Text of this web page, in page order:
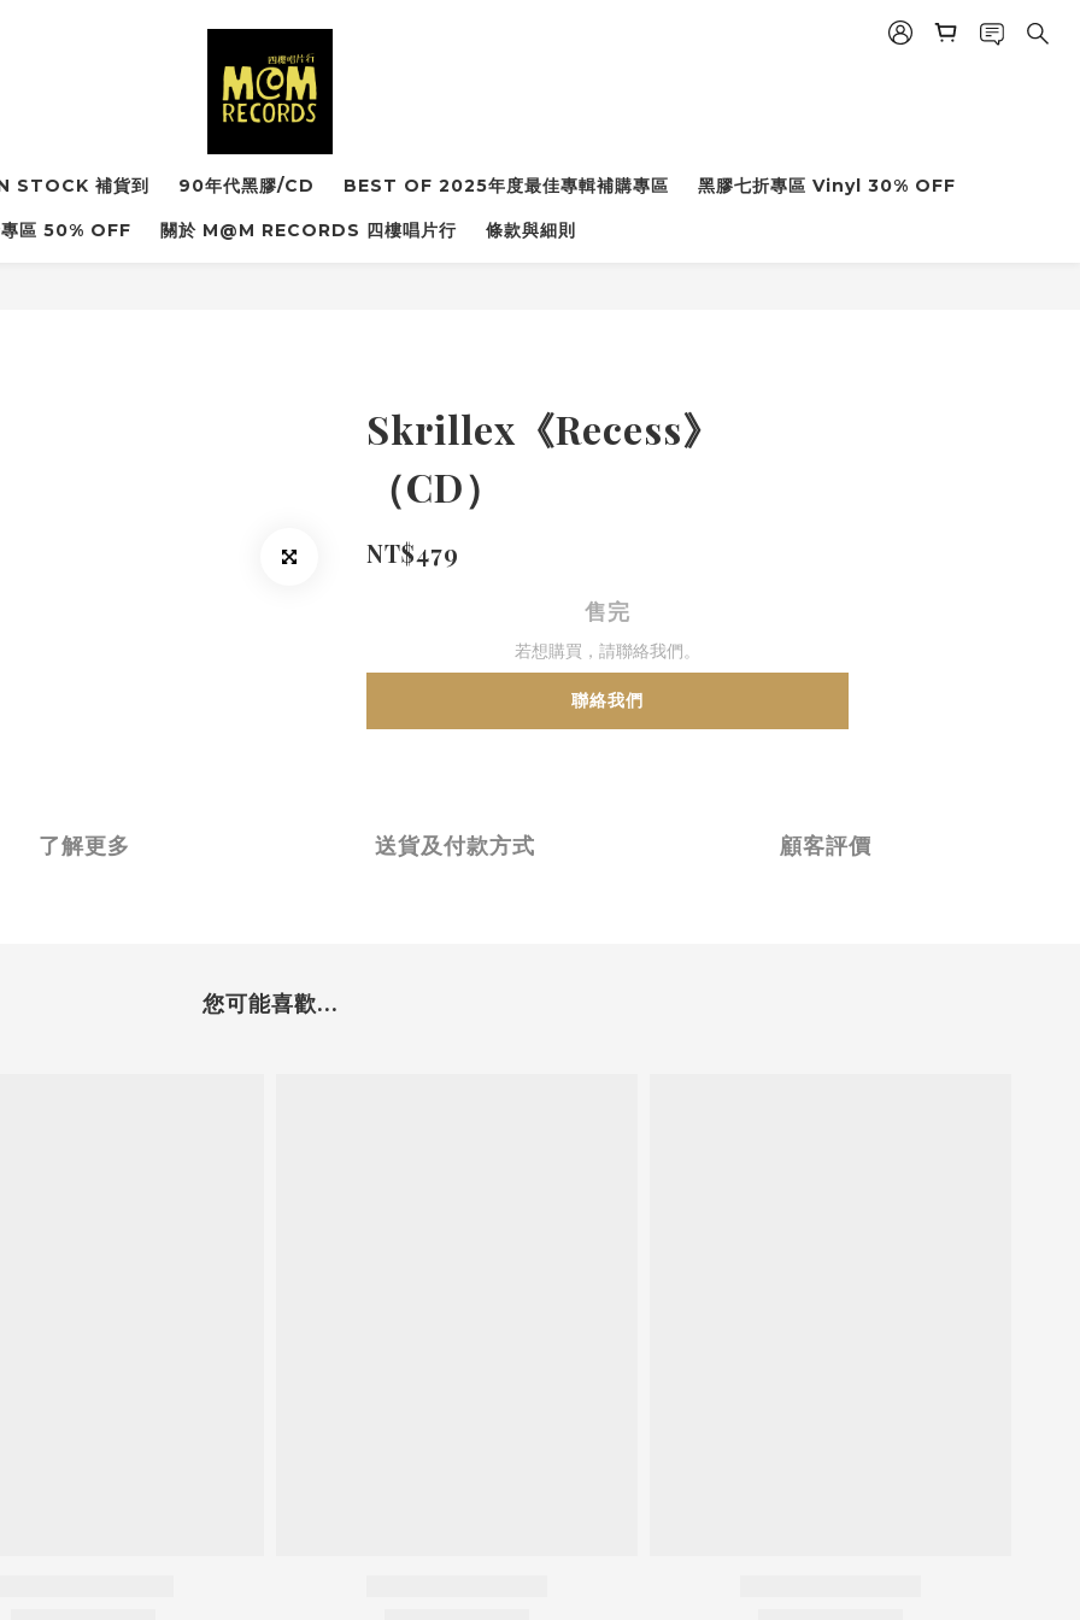
STOCK 補貨到 90年代黑膠/CD BEST OF 2025年度最佳專輯補購專區 黑膠七折專區 Vinyl 30% OFF
區 50% OFF 關於 M@M RECORDS 四樓唱片行 條款與細則
Skrillex《Recess》
（CD）
NT$479
售完
若想購買，請聯絡我們。
聯絡我們
了解更多 送貨及付款方式 顧客評價
您可能喜歡...